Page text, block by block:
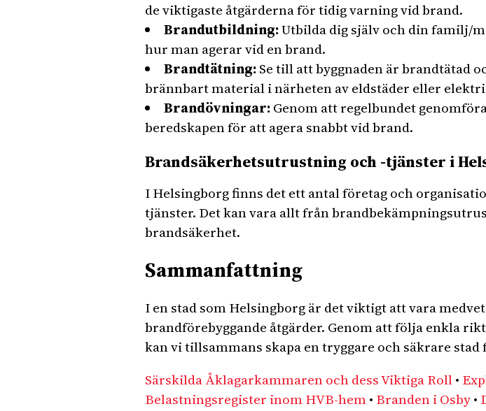
de viktigaste åtgärderna för tidig varning vid brand.
Brandutbildning:Utbilda dig själv och din familj/
hur man agerar vid en brand.
Brandtätning:Se till att byggnaden är brandtätad
brännbart material i närheten av eldstäder eller
Brandövningar:Genom att regelbundet
beredskapen för att agera snabbt vid brand.
Brandsäkerhetsutrustning och -tjänster i
I Helsingborg finns det ett antal företag och
tjänster. Det kan vara allt från
brandsäkerhet.
Sammanfattning
I en stad som Helsingborg är det viktigt att vara
brandförebyggande åtgärder. Genom att följa enkla
kan vi tillsammans skapa en tryggare och säkrare stad
Särskilda Åklagarkammaren och dess Viktiga Roll•
Belastningsregister inom HVB-hem• Branden i Osby•